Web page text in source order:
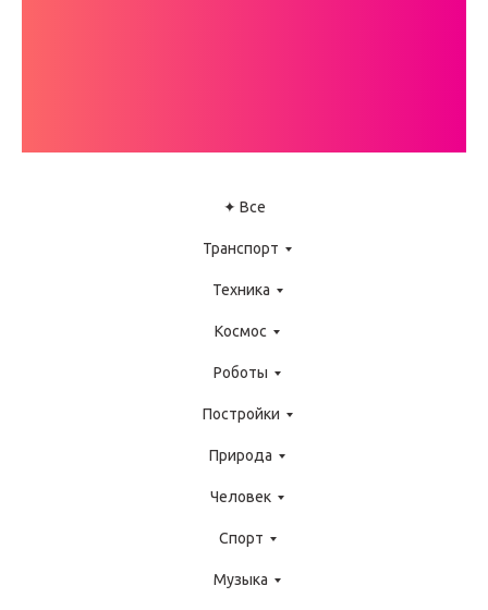
✦ Все
Транспорт
Техника
Космос
Роботы
Постройки
Природа
Человек
Спорт
Музыка